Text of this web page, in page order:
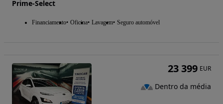
Prime-Select
Financiamento Oficina Lavagem Seguro automóvel
23 399 EUR
Dentro da média